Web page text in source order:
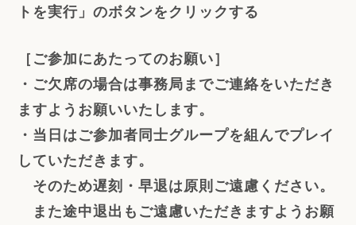
トを実行」のボタンをクリックする
［ご参加にあたってのお願い］
・ご欠席の場合は事務局までご連絡をいただき
ますようお願いいたします。
・当日はご参加者同士グループを組んでプレイ
していただきます。
そのため遅刻・早退は原則ご遠慮ください。
また途中退出もご遠慮いただきますようお願